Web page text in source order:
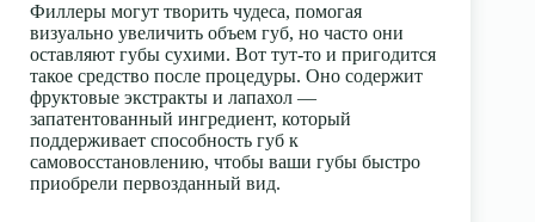
Филлеры могут творить чудеса, помогая
визуально увеличить объем губ, но часто они
оставляют губы сухими. Вот тут-то и пригодится
такое средство после процедуры. Оно содержит
фруктовые экстракты и лапахол —
запатентованный ингредиент, который
поддерживает способность губ к
самовосстановлению, чтобы ваши губы быстро
приобрели первозданный вид.